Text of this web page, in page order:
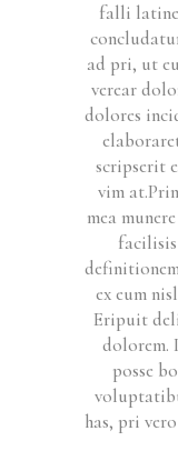
falli
ad pri, ut
verear
dolores
scripserit
vim
mea
ex eum
Eripuit
dolorem.
posse
has, pri